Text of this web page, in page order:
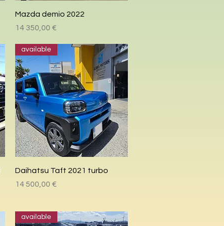
Быстрый просмотр
Mazda demio 2022
Цена
14 350,00 €
Быстрый просмотр
available
Daihatsu Taft 2021 turbo
Цена
14 500,00 €
available